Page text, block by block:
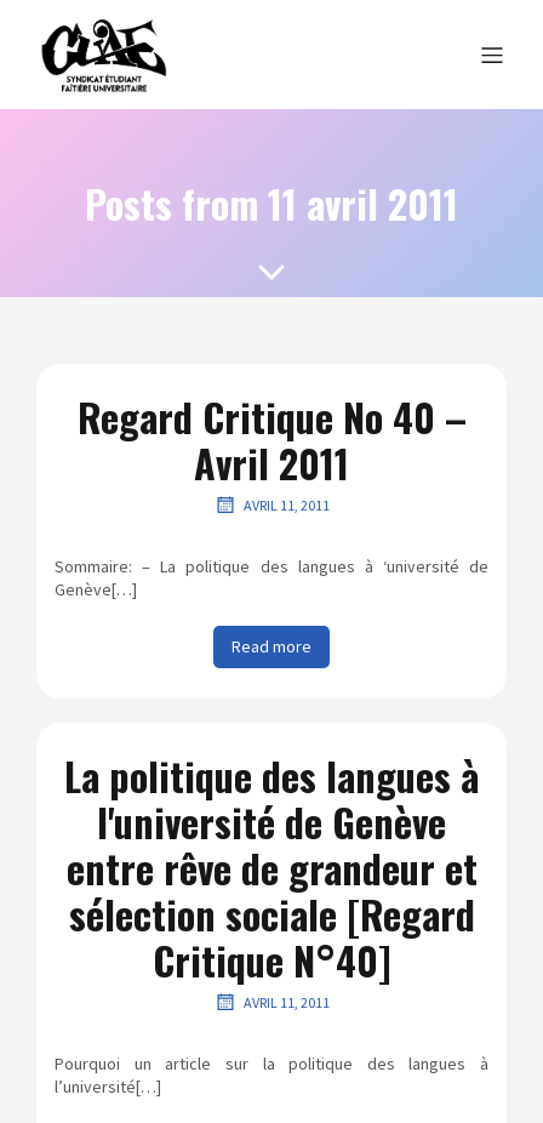
Posts from 11 avril 2011
Regard Critique No 40 –
Avril 2011
AVRIL 11, 2011
Sommaire: – La politique des langues à ‘université de
Genève[…]
Read more
La politique des langues à
l'université de Genève
entre rêve de grandeur et
sélection sociale [Regard
Critique N°40]
AVRIL 11, 2011
Pourquoi un article sur la politique des langues à
l’université[…]